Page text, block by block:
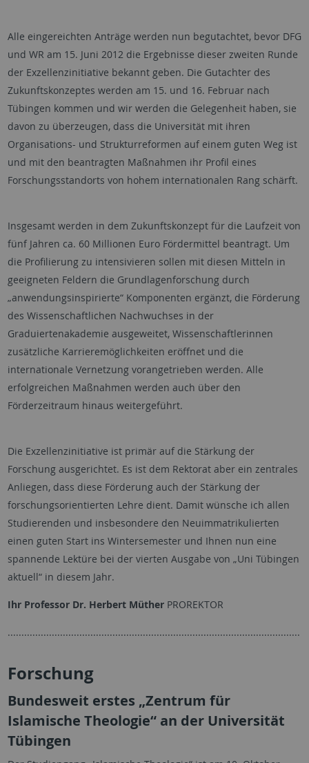
Alle eingereichten Anträge werden nun begutachtet, bevor DFG
und WR am 15. Juni 2012 die Ergebnisse dieser zweiten Runde
der Exzellenzinitiative bekannt geben. Die Gutachter des
Zukunftskonzeptes werden am 15. und 16. Februar nach
Tübingen kommen und wir werden die Gelegenheit haben, sie
davon zu überzeugen, dass die Universität mit ihren
Organisations- und Strukturreformen auf einem guten Weg ist
und mit den beantragten Maßnahmen ihr Profil eines
Forschungsstandorts von hohem internationalen Rang schärft.
Insgesamt werden in dem Zukunftskonzept für die Laufzeit von
fünf Jahren ca. 60 Millionen Euro Fördermittel beantragt. Um
die Profilierung zu intensivieren sollen mit diesen Mitteln in
geeigneten Feldern die Grundlagenforschung durch
„anwendungsinspirierte“ Komponenten ergänzt, die Förderung
des Wissenschaftlichen Nachwuchses in der
Graduiertenakademie ausgeweitet, Wissenschaftlerinnen
zusätzliche Karrieremöglichkeiten eröffnet und die
internationale Vernetzung vorangetrieben werden. Alle
erfolgreichen Maßnahmen werden auch über den
Förderzeitraum hinaus weitergeführt.
Die Exzellenzinitiative ist primär auf die Stärkung der
Forschung ausgerichtet. Es ist dem Rektorat aber ein zentrales
Anliegen, dass diese Förderung auch der Stärkung der
forschungsorientierten Lehre dient. Damit wünsche ich allen
Studierenden und insbesondere den Neuimmatrikulierten
einen guten Start ins Wintersemester und Ihnen nun eine
spannende Lektüre bei der vierten Ausgabe von „Uni Tübingen
aktuell“ in diesem Jahr.
Ihr Professor Dr. Herbert MütherPROREKTOR
..........................................................................................................
Forschung
Bundesweit erstes „Zentrum für
Islamische Theologie“ an der Universität
Tübingen